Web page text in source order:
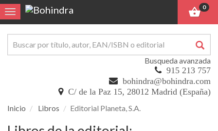
Toggle navigation
0
Busqueda avanzada
915 213 757
bohindra@bohindra.com
C/ de la Paz 15, 28012 Madrid (España)
Inicio Libros Editorial Planeta, S.A.